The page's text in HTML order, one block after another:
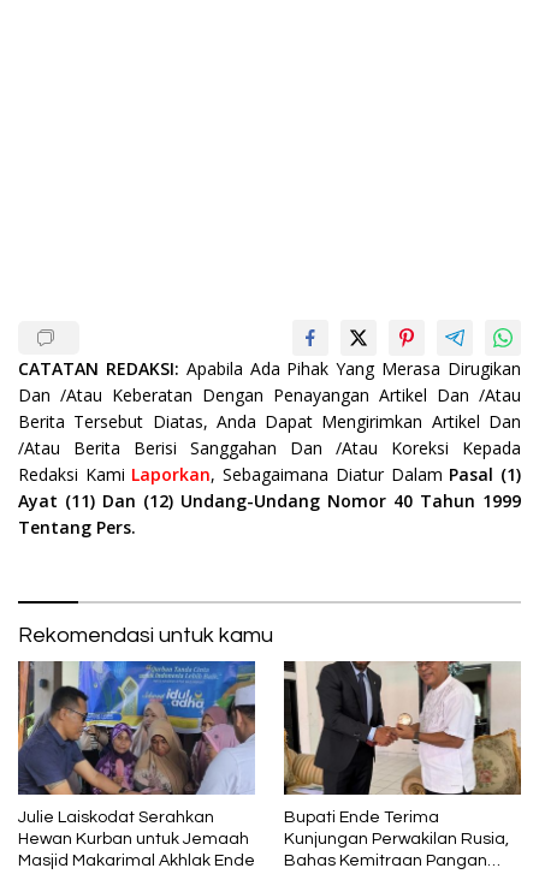
CATATAN REDAKSI: Apabila Ada Pihak Yang Merasa Dirugikan
Dan /Atau Keberatan Dengan Penayangan Artikel Dan /Atau
Berita Tersebut Diatas, Anda Dapat Mengirimkan Artikel Dan
/Atau Berita Berisi Sanggahan Dan /Atau Koreksi Kepada
Redaksi Kami Laporkan, Sebagaimana Diatur Dalam Pasal (1)
Ayat (11) Dan (12) Undang-Undang Nomor 40 Tahun 1999
Tentang Pers.
Rekomendasi untuk kamu
Julie Laiskodat Serahkan
Hewan Kurban untuk Jemaah
Masjid Makarimal Akhlak Ende
Bupati Ende Terima
Kunjungan Perwakilan Rusia,
Bahas Kemitraan Pangan